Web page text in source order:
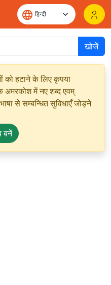
खोजें
को हटाने के लिए कृपया
में नए शब्द एवम्
से सम्बन्धित सुविधाएँ जोड़ने
बनें